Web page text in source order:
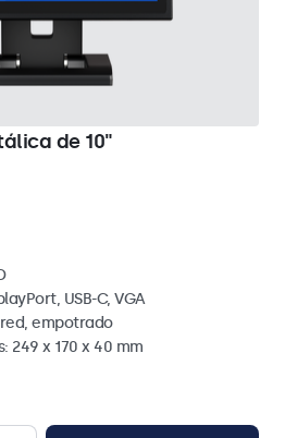
de 10"
USB-C, VGA
empotrado
249 x 170 x 40 mm